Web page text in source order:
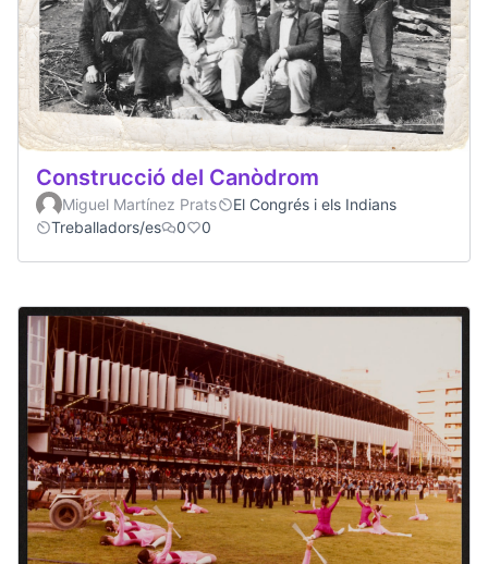
Construcció del Canòdrom
Miguel Martínez Prats
El Congrés i els Indians
Treballadors/es
0 0